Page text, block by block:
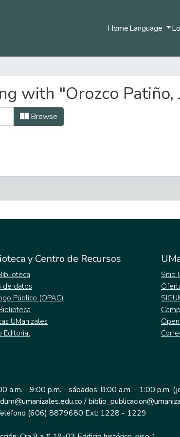
HomeLanguage
with "Orozco Patiño,
Browse
y Centro de Recursos
de datos
Público (OPAC)
UManizales
Editorial
Sitio
a.m. - 9:00 p.m. - sábados: 8:00 a.m. - 1:00 p.m.
/
(606) 8879680 Ext: 1228 - 1229